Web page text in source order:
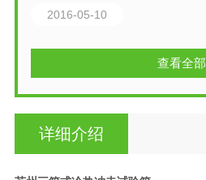
2016-05-10
查看全部
详细介绍